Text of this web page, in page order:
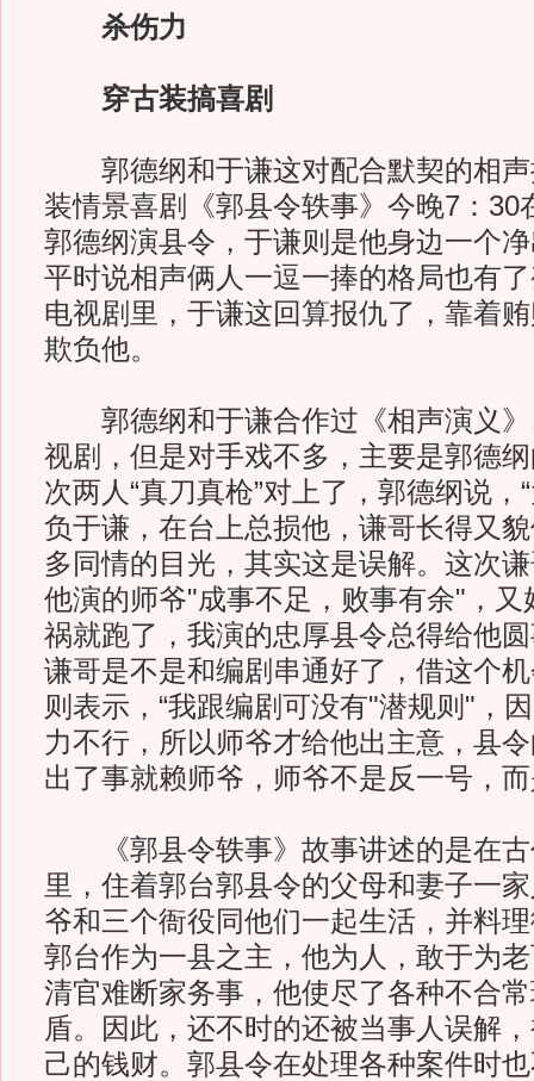
杀伤力
穿古装搞喜剧
郭德纲和于谦这对配合默契的相声
装情景喜剧《郭县令轶事》今晚7：30
郭德纲演县令，于谦则是他身边一个
平时说相声俩人一逗一捧的格局也有
电视剧里，于谦这回算报仇了，靠着
欺负他。
郭德纲和于谦合作过《相声演义》
视剧，但是对手戏不多，主要是郭德
次两人“真刀真枪”对上了，郭德纲说，
负于谦，在台上总损他，谦哥长得又
多同情的目光，其实这是误解。这次
他演的师爷"成事不足，败事有余"，又
祸就跑了，我演的忠厚县令总得给他
谦哥是不是和编剧串通好了，借这个
则表示，“我跟编剧可没有"潜规则"，
力不行，所以师爷才给他出主意，县
出了事就赖师爷，师爷不是反一号，
《郭县令轶事》故事讲述的是在古
里，住着郭台郭县令的父母和妻子一
爷和三个衙役同他们一起生活，并料
郭台作为一县之主，他为人，敢于为
清官难断家务事，他使尽了各种不合
盾。因此，还不时的还被当事人误解
己的钱财。郭县令在处理各种案件时